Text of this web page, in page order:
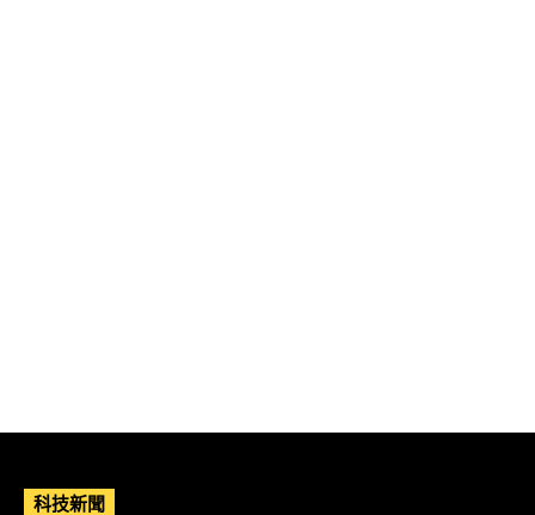
科技新聞